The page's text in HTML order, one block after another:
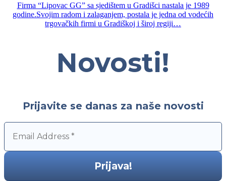
Firma “Lipovac GG” sa sjedištem u Gradišci nastala je 1989
godine.Svojim radom i zalaganjem, postala je jedna od vodećih
trgovačkih firmi u Gradiškoj i široj regiji…
Novosti!
Prijavite se danas za naše novosti